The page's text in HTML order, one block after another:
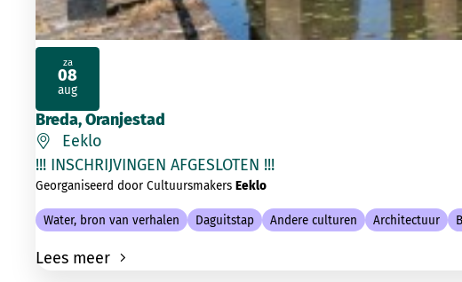
Breda, Oranjestad
Eeklo
!!! INSCHRIJVINGEN AFGESLOTEN !!!
Georganiseerd door Cultuursmakers Eeklo
Water, bron van verhalen Daguitstap Andere culturen Architectuur
Lees meer
za
08
aug
2026